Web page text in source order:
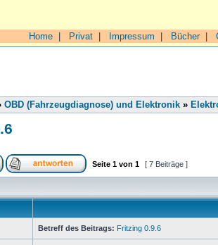
Home Privat Impressum Bücher|
OBD (Fahrzeugdiagnose) und Elektronik »
Seite 1 von 1 [ 7 Beiträge ]
Betreff des Beitrags: Fritzing 0.9.6